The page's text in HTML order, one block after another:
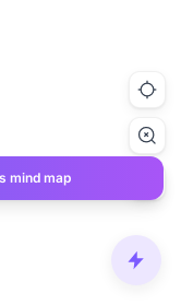
mind map